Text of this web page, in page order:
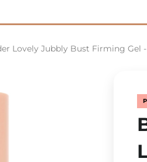
Lovely Jubbly Bust Firming